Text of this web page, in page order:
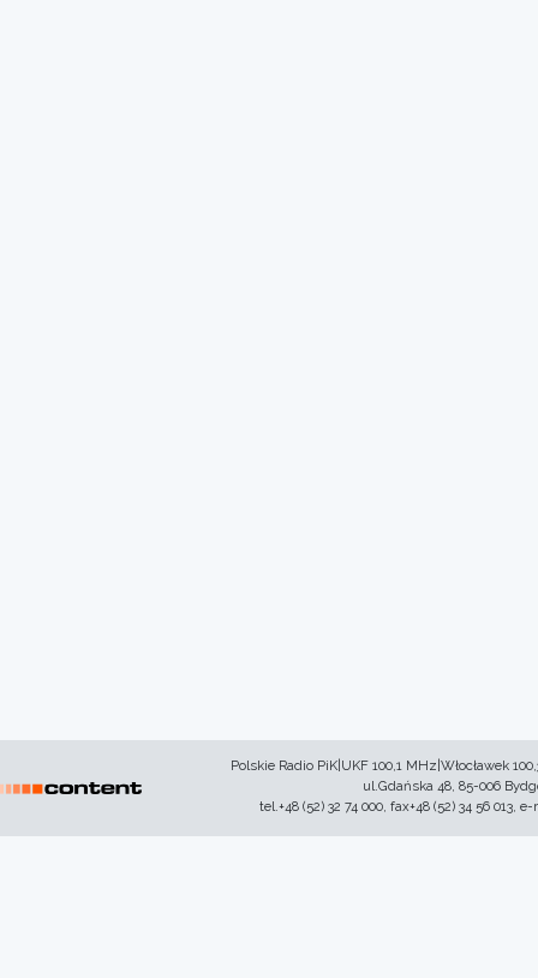
Polskie Radio PiK|UKF 100,1 MHz|Włocławek
ul.Gdańska 48, 85-006
tel.+48 (52) 32 74 000, fax+48 (52) 34 56 013,